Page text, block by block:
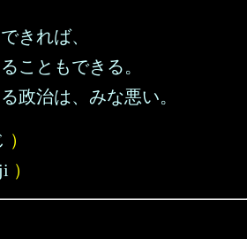
きれば、
こともできる。
政治は、みな悪い。
）
）